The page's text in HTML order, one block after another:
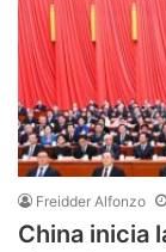
Freidder Alfonzo
China inicia